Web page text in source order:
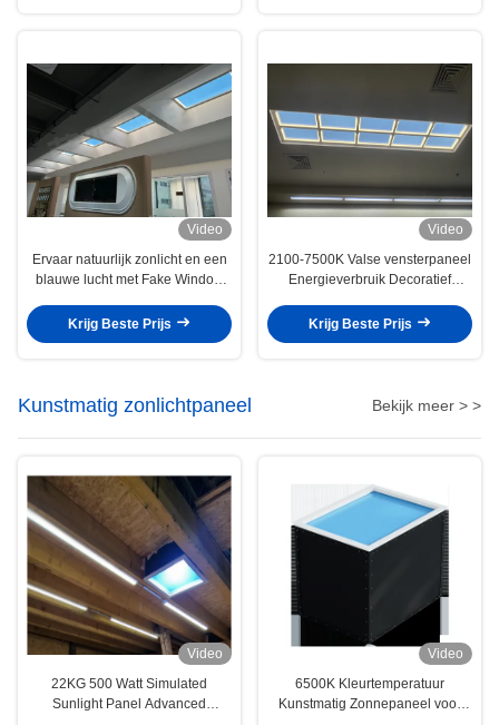
Video
Ervaar natuurlijk zonlicht en een
blauwe lucht met Fake Window
door het huis.
Krijg Beste Prijs
Video
2100-7500K Valse vensterpaneel
Energieverbruik Decoratief
gastvrijheid
Krijg Beste Prijs
Kunstmatig zonlichtpaneel Bekijk meer > >
Video
22KG 500 Watt Simulated
Sunlight Panel Advanced
Video
6500K Kleurtemperatuur
Kunstmatig Zonnepaneel voor